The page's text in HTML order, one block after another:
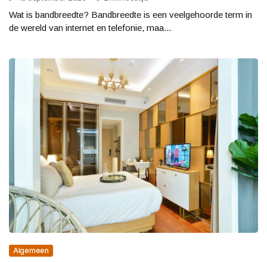
Wat is bandbreedte? Bandbreedte is een veelgehoorde term in
de wereld van internet en telefonie, maa...
Algemeen